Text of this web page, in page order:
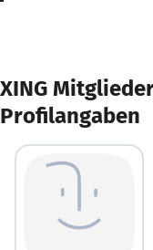
XING
Profilangaben